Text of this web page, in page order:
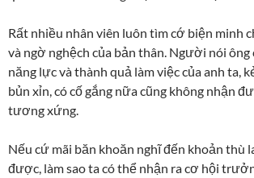
Rất nhiều nhân viên luôn tìm cớ biện minh
và ngờ nghệch của bản thân. Người nói
năng lực và thành quả làm việc của anh ta,
bủn xỉn, có cố gắng nữa cũng không nhận
tương xứng.
Nếu cứ mãi băn khoăn nghĩ đến khoản thù
được, làm sao ta có thể nhận ra cơ hội